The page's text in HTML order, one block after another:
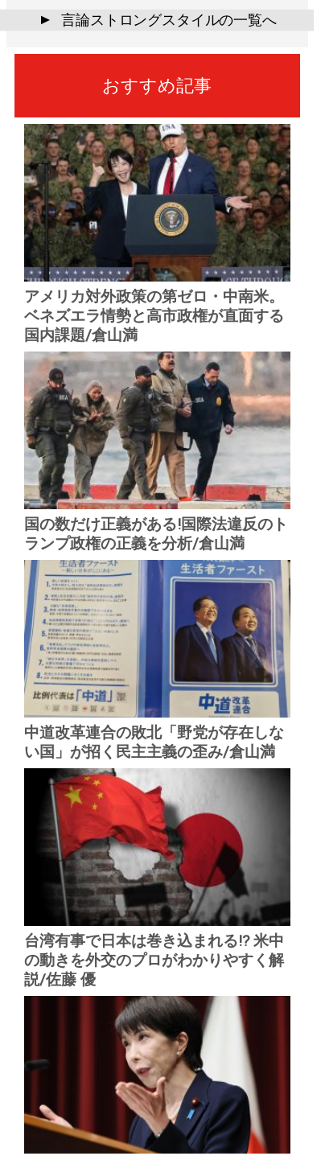
▲ 言論ストロングスタイルの一覧へ
おすすめ記事
アメリカ対外政策の第ゼロ・中南米。
ベネズエラ情勢と高市政権が直面する
国内課題/倉山満
国の数だけ正義がある!国際法違反のト
ランプ政権の正義を分析/倉山満
中道改革連合の敗北「野党が存在しな
い国」が招く民主主義の歪み/倉山満
台湾有事で日本は巻き込まれる!? 米中
の動きを外交のプロがわかりやすく解
説/佐藤 優